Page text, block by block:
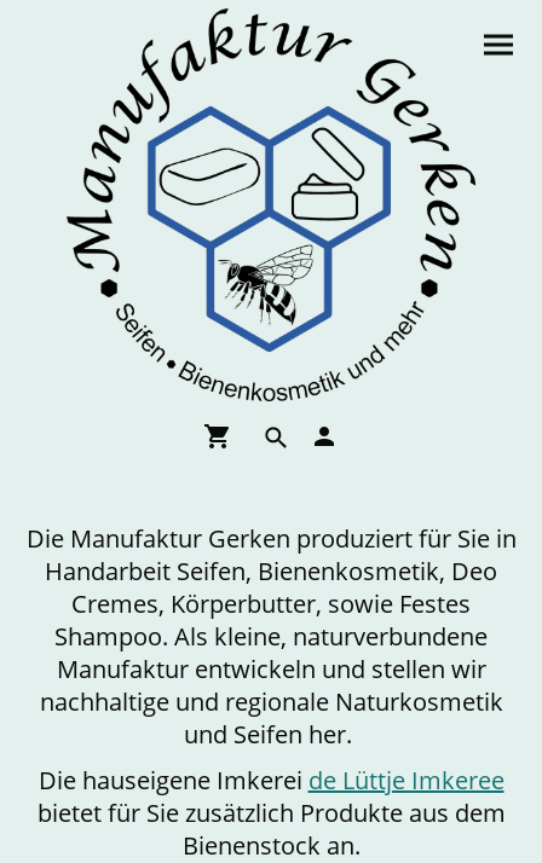
Die Manufaktur Gerken produziert für Sie in
Handarbeit Seifen, Bienenkosmetik, Deo
Cremes, Körperbutter, sowie Festes
Shampoo. Als kleine, naturverbundene
Manufaktur entwickeln und stellen wir
nachhaltige und regionale Naturkosmetik
und Seifen her.
Die hauseigene Imkerei de Lüttje Imkeree
bietet für Sie zusätzlich Produkte aus dem
Bienenstock an.